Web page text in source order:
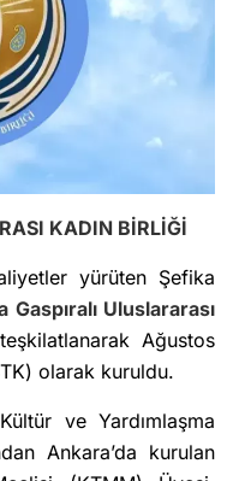
KADIN BİRLİĞİ
yürüten Şefika
Gaspıralı Uluslararası
Ağustos
olarak kuruldu.
ve Yardımlaşma
Ankara’da kurulan